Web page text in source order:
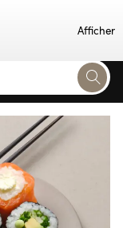
Afficher